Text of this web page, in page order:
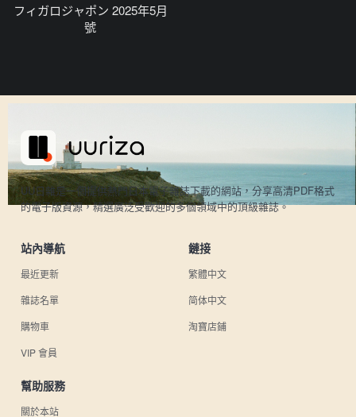
フィガロジャポン 2025年5月
號
UU日雜是一個提供熱門日本電子雜誌下載的網站，分享高清PDF格式
的電子版資源，精選廣泛受歡迎的多個領域中的頂級雜誌。
站內導航
最近更新
雜誌名單
購物車
VIP 會員
鏈接
繁體中文
简体中文
淘寶店鋪
幫助服務
關於本站